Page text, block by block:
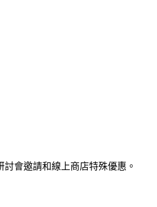
會邀請和線上商店特殊優惠。